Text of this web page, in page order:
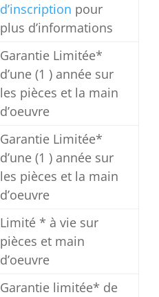
d’inscription pour
plus d’informations
Garantie Limitée*
d’une (1 ) année sur
les pièces et la main
d’oeuvre
Garantie Limitée*
d’une (1 ) année sur
les pièces et la main
d’oeuvre
Limité * à vie sur
pièces et main
d’oeuvre
Garantie limitée* de